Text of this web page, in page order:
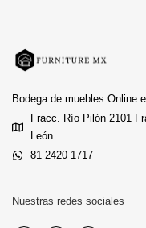
Bodega de muebles Online
Fracc. Río Pilón 2101
León
81 2420 1717
Nuestras redes sociales